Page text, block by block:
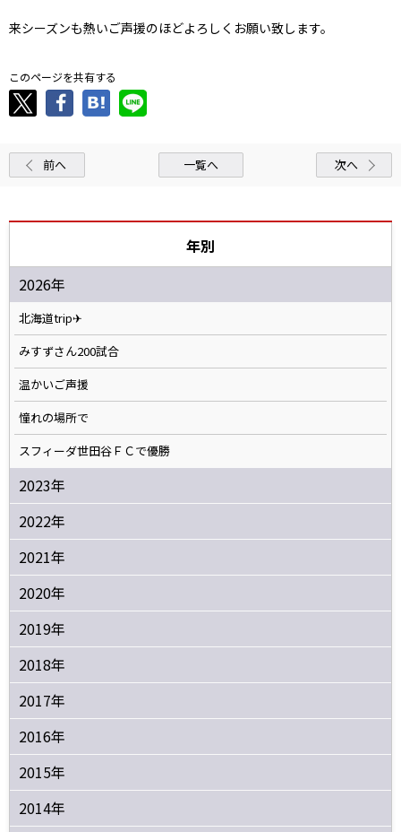
来シーズンも熱いご声援のほどよろしくお願い致します。
このページを共有する
前へ 一覧へ 次へ
年別
2026年
北海道trip✈
みすずさん200試合
温かいご声援
憧れの場所で
スフィーダ世田谷ＦＣで優勝
2023年
2022年
2021年
2020年
2019年
2018年
2017年
2016年
2015年
2014年